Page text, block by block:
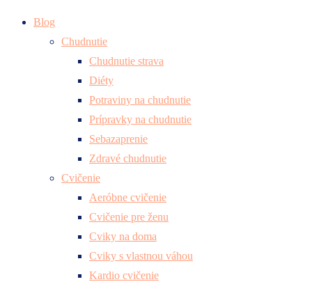
Blog
Chudnutie
Chudnutie strava
Diéty
Potraviny na chudnutie
Prípravky na chudnutie
Sebazaprenie
Zdravé chudnutie
Cvičenie
Aeróbne cvičenie
Cvičenie pre ženu
Cviky na doma
Cviky s vlastnou váhou
Kardio cvičenie